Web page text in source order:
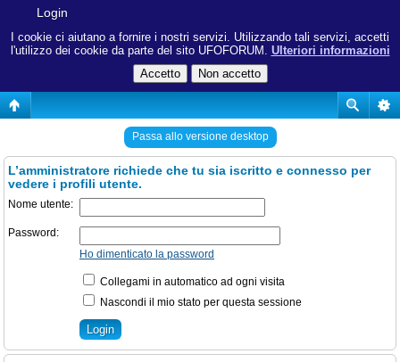
I cookie ci aiutano a fornire i nostri servizi. Utilizzando tali servizi, accetti
l'utilizzo dei cookie da parte del sito UFOFORUM. Ulteriori informazioni
Login
Passa allo versione desktop
L’amministratore richiede che tu sia iscritto e connesso per
vedere i profili utente.
Nome utente:
Password:
Ho dimenticato la password
Collegami in automatico ad ogni visita
Nascondi il mio stato per questa sessione